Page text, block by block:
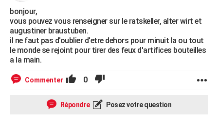
COPAINS D'AVANT
S'inscrire
Se connecter
Lycées
Collèges
Primaires
Universités
Entreprises
Service militaire
Avis de recherche
AVIS DE DÉCÈS
FORUM
bonjour,
vous pouvez vous renseigner sur le ratskeller, alter wirt et
augustiner braustuben.
il ne faut pas d'oublier d'etre dehors pour minuit la ou tout
le monde se rejoint pour tirer des feux d'artifices bouteilles
a la main.
Commenter 0
Répondre Posez votre question